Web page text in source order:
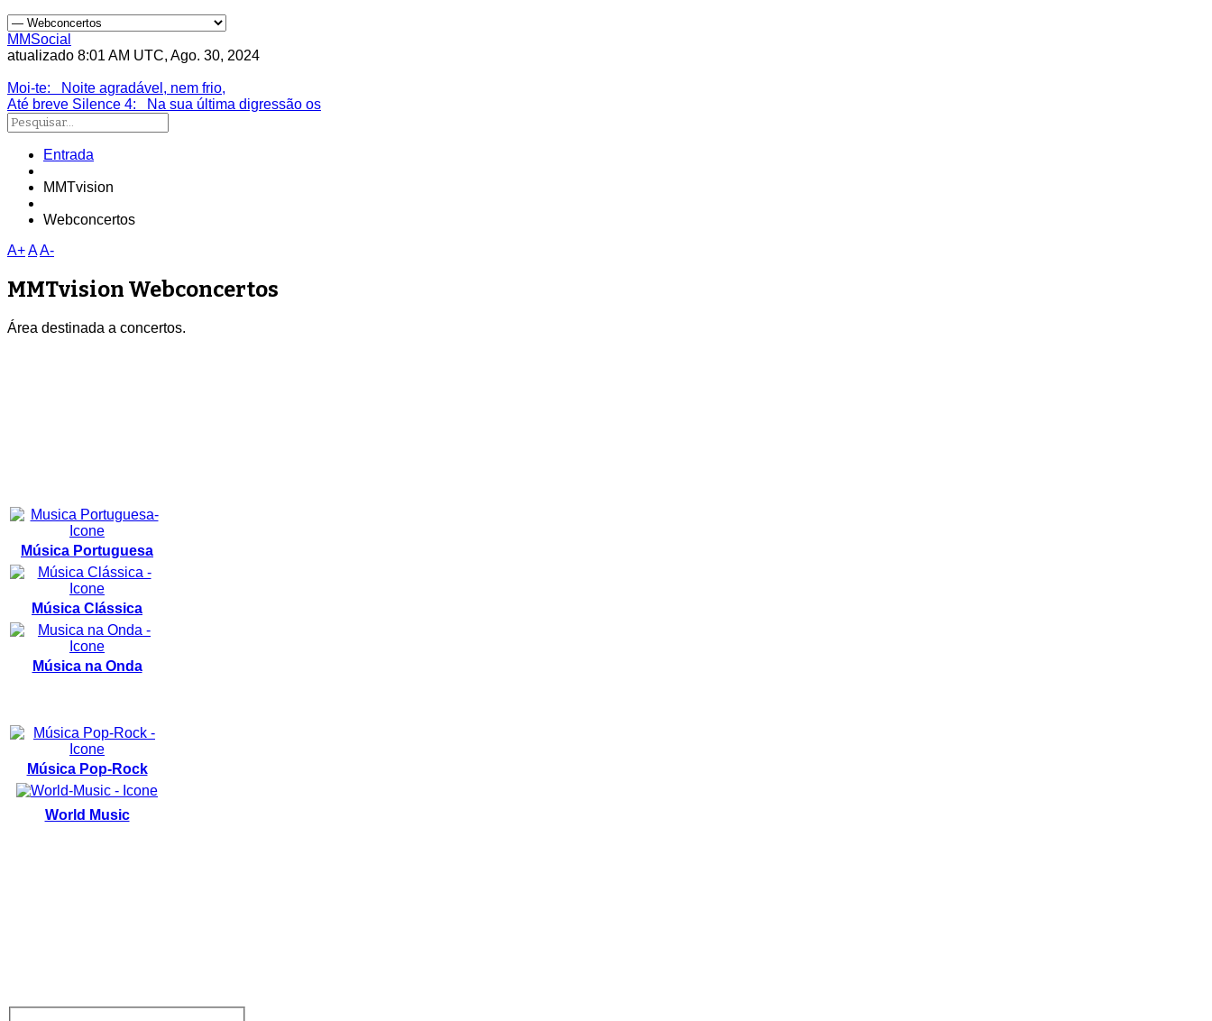
MMSocial
atualizado 8:01 AM UTC, Ago. 30, 2024
Moi-te: Noite agradável, nem frio,
Até breve Silence 4: Na sua última digressão os
Entrada
MMTvision
Webconcertos
A+AA-
MMTvision Webconcertos
Área destinada a concertos.
Música Portuguesa
Música Clássica
Música na Onda
Música Pop-Rock
World Music